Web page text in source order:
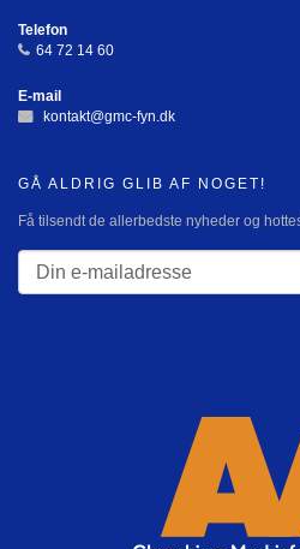
Telefon
64 72 14 60
E-mail
kontakt@gmc-fyn.dk
GÅ ALDRIG GLIB AF NOGET!
Få tilsendt de allerbedste nyheder og